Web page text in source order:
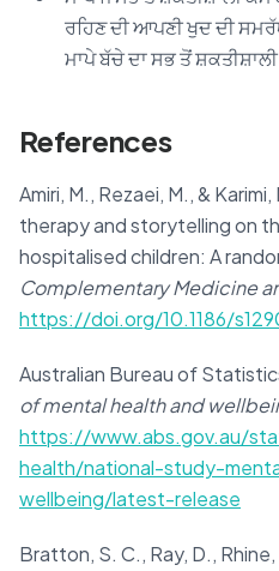
ਰਹਿਣ ਦੀ ਆਪਣੀ ਖੁਦ ਦੀ
ਮਾਪੇ ਬੱਚੇ ਦਾ ਸਭ ਤੋਂ
References
Amiri, M., Rezaei, M., &
therapy and storytelling on
hospitalised children: A
Complementary Medicine
https://doi.org/10.1186/
Australian Bureau of
of mental health and
https://www.abs.gov.au/
health/national-study-
wellbeing/latest-release
Bratton, S. C., Ray, D.,